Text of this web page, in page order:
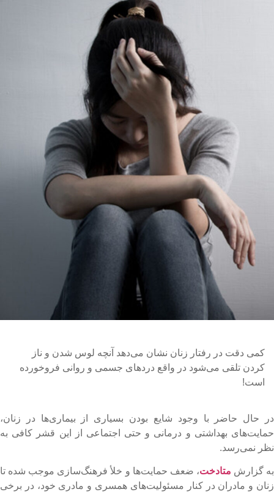
کمی ‌دقت در رفتار زنان نشان می‌دهد آنچه لوس شدن و ناز
کردن تلقی می‌شود در واقع دردهای جسمی ‌و روانی فروخورده
است!
حال حاضر با وجود شایع بودن بسیاری از بیماری‌ها در زنان،
بهداشتی و درمانی و حتی اجتماعی از این قشر کافی به
نمی‌رسد.
گزارش متادخت، ضعف حمایت‌ها و خلأ فرهنگ‌سازی موجب شده تا
و مادران در کنار مسئولیت‌های همسری و مادری خود، در برخی